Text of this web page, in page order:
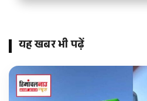
यह खबर भी पढ़ें